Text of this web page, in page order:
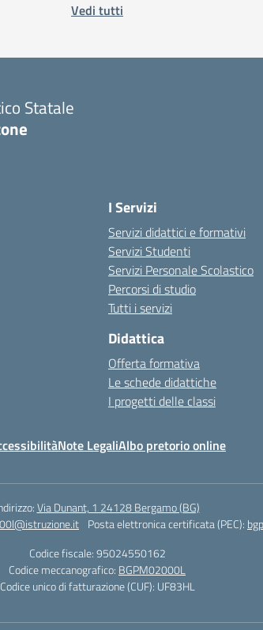
Vedi tutti
Statale
I Servizi
Servizi didattici e formativi
Servizi Studenti
Servizi Personale Scolastico
Percorsi di studio
Tutti i servizi
Didattica
Offerta formativa
Le schede didattiche
I progetti delle classi
Note LegaliAlbo pretorio online
Via Dunant, 1 24128 Bergamo (BG)
Posta elettronica certificata (PEC):
Codice fiscale: 95024550162
Codice meccanografico: BGPM02000L
Codice unico di fatturazione (CUF): UF83HL